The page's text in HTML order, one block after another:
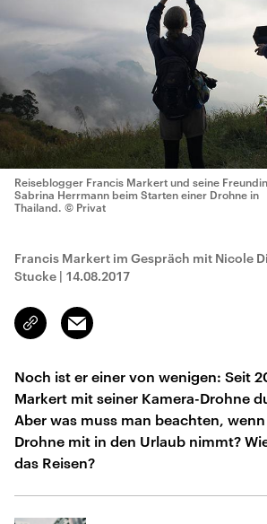
Reiseblogger Francis Markert und seine Freundin
Sabrina Herrmann beim Starten einer Drohne in
Thailand. © Privat
Francis Markert im Gespräch mit Nicole
Stucke | 14.08.2017
Link
kopieren/teilen
Email
Noch ist er einer von wenigen: Seit
Markert mit seiner Kamera-Drohne
Aber was muss man beachten,
Drohne mit in den Urlaub nimmt?
das Reisen?